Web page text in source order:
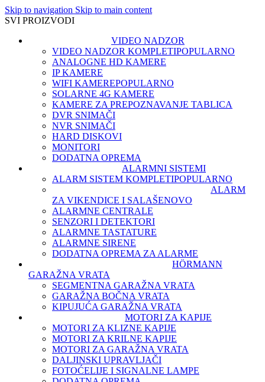
Skip to navigation Skip to main content
SVI PROIZVODI
VIDEO NADZOR
VIDEO NADZOR KOMPLETIPOPULARNO
ANALOGNE HD KAMERE
IP KAMERE
WIFI KAMEREPOPULARNO
SOLARNE 4G KAMERE
KAMERE ZA PREPOZNAVANJE TABLICA
DVR SNIMAČI
NVR SNIMAČI
HARD DISKOVI
MONITORI
DODATNA OPREMA
ALARMNI SISTEMI
ALARM SISTEM KOMPLETIPOPULARNO
ALARM
ZA VIKENDICE I SALAŠENOVO
ALARMNE CENTRALE
SENZORI I DETEKTORI
ALARMNE TASTATURE
ALARMNE SIRENE
DODATNA OPREMA ZA ALARME
HÖRMANN
GARAŽNA VRATA
SEGMENTNA GARAŽNA VRATA
GARAŽNA BOČNA VRATA
KIPUJUĆA GARAŽNA VRATA
MOTORI ZA KAPIJE
MOTORI ZA KLIZNE KAPIJE
MOTORI ZA KRILNE KAPIJE
MOTORI ZA GARAŽNA VRATA
DALJINSKI UPRAVLJAČI
FOTOĆELIJE I SIGNALNE LAMPE